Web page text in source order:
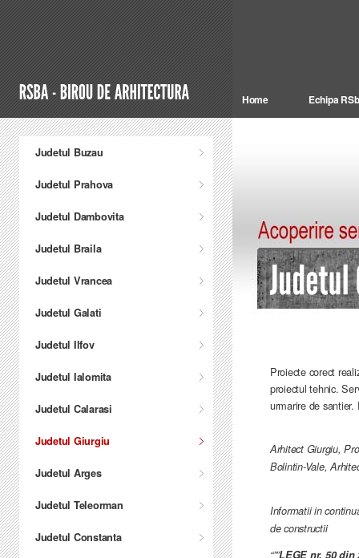
Home Echipa
Judetul Buzau
Judetul Prahova
Judetul Dambovita
Judetul Braila
Judetul Vrancea
Judetul Galati
Judetul Ilfov
Judetul Ialomita
Judetul Calarasi
Judetul Giurgiu
Judetul Arges
Judetul Teleorman
Judetul Constanta
Proiecte corect
proiectul tehnic.
urmarire de
Arhitect Giurgiu,
Bolintin-Vale,
Informatii in
de constructii
“””LEGE nr. 50 din